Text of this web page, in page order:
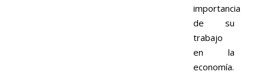
importancia
de su
trabajo
en la
economía.